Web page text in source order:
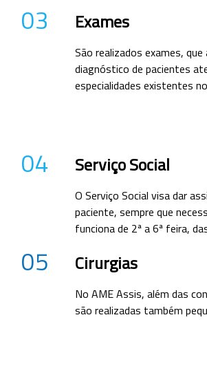
03 Exames
São realizados exames, que
diagnóstico de pacientes
especialidades existentes
04 Serviço Social
O Serviço Social visa dar
paciente, sempre que
funciona de 2ª a 6ª feira,
05 Cirurgias
No AME Assis, além das
são realizadas também